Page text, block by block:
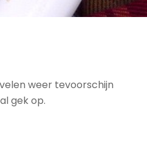
weer tevoorschijn
gek op.